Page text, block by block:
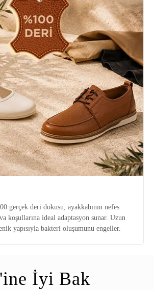
gerçek deri dokusu; ayakkabının nefes
koşullarına ideal adaptasyon sunar. Uzun
yapısıyla bakteri oluşumunu engeller.
İyi Bak